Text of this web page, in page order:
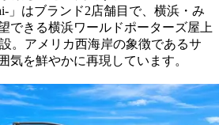
」はブランド2店舗目で、横浜・み
できる横浜ワールドポーターズ屋上
。アメリカ西海岸の象徴であるサ
気を鮮やかに再現しています。